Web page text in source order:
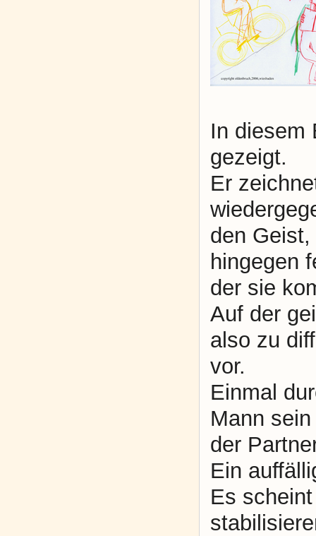
In diesem
gezeigt.
Er
den
hingegen
der sie
Auf der
also zu
vor.
Einmal
Mann
der
Ein
Es